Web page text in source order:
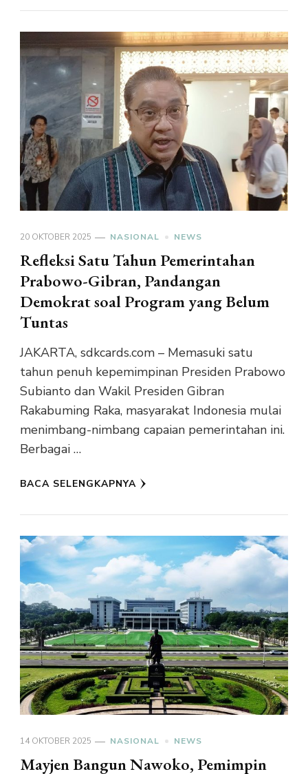
20 OKTOBER 2025 NASIONAL NEWS
Refleksi Satu Tahun Pemerintahan
Prabowo-Gibran, Pandangan
Demokrat soal Program yang Belum
Tuntas
JAKARTA, sdkcards.com – Memasuki satu
tahun penuh kepemimpinan Presiden Prabowo
Subianto dan Wakil Presiden Gibran
Rakabuming Raka, masyarakat Indonesia mulai
menimbang-nimbang capaian pemerintahan ini.
Berbagai …
BACA SELENGKAPNYA
14 OKTOBER 2025 NASIONAL NEWS
Mayjen Bangun Nawoko, Pemimpin